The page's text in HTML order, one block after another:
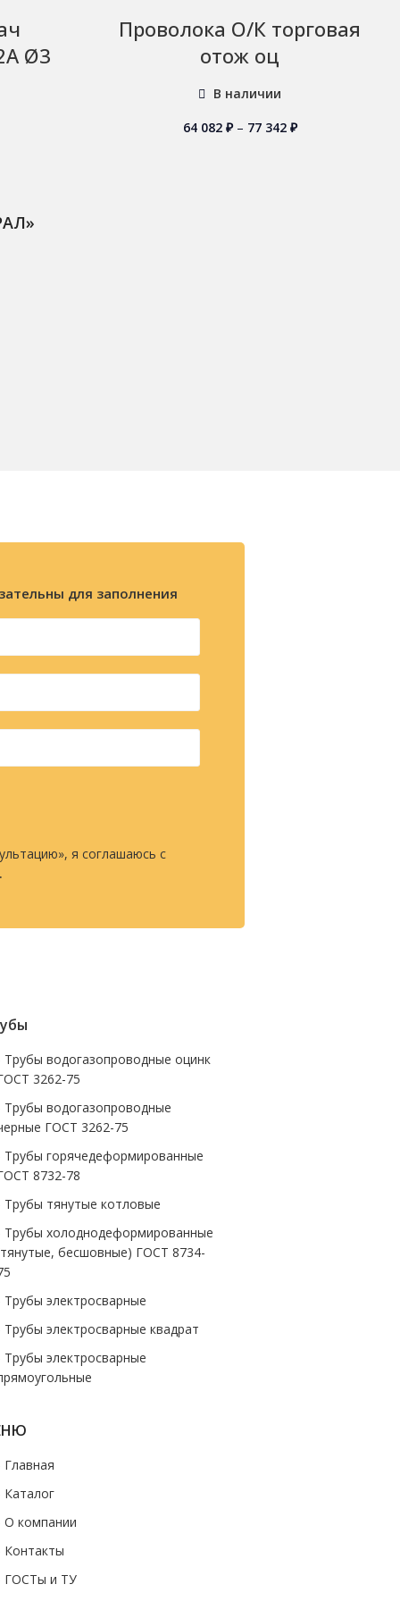
Ø3
Проволока О/К торговая
отож оц
В наличии
64 082 ₽ – 77 342 ₽
для заполнения
я соглашаюсь с
.
Трубы водогазопроводные оцинк
3262-75
Трубы водогазопроводные
ГОСТ 3262-75
Трубы горячедеформированные
8732-78
Трубы тянутые котловые
Трубы холоднодеформированные
бесшовные) ГОСТ 8734-
Трубы электросварные
Трубы электросварные квадрат
Трубы электросварные
Главная
Каталог
О компании
Контакты
ГОСТы и ТУ